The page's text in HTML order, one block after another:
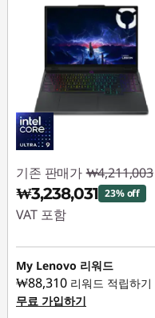
기존 판매가 ₩4,211,003
₩3,238,031 23% off
VAT 포함
즉시 할인: :-
₩972,972
My Lenovo 리워드
₩88,310 리워드 적립하기
무료 가입하기